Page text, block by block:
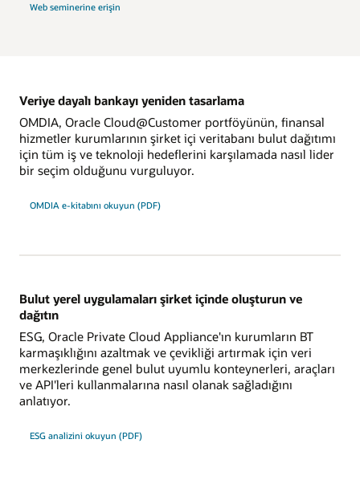
Web seminerine erişin
Veriye dayalı bankayı yeniden tasarlama
OMDIA, Oracle Cloud@Customer portföyünün, finansal
hizmetler kurumlarının şirket içi veritabanı bulut dağıtımı
için tüm iş ve teknoloji hedeflerini karşılamada nasıl lider
bir seçim olduğunu vurguluyor.
OMDIA e-kitabını okuyun (PDF)
Bulut yerel uygulamaları şirket içinde oluşturun ve
dağıtın
ESG, Oracle Private Cloud Appliance'ın kurumların BT
karmaşıklığını azaltmak ve çevikliği artırmak için veri
merkezlerinde genel bulut uyumlu konteynerleri, araçları
ve API'leri kullanmalarına nasıl olanak sağladığını
anlatıyor.
ESG analizini okuyun (PDF)